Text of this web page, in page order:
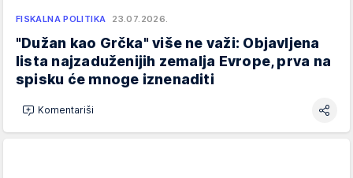
FISKALNA POLITIKA 23.07.2026.
"Dužan kao Grčka" više ne važi: Objavljena
lista najzaduženijih zemalja Evrope, prva na
spisku će mnoge iznenaditi
Komentariši